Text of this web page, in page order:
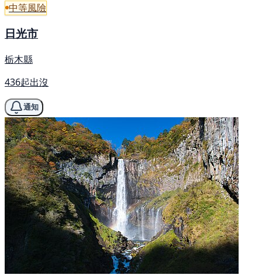
中等風險
日光市
栃木縣
436起出沒
通知